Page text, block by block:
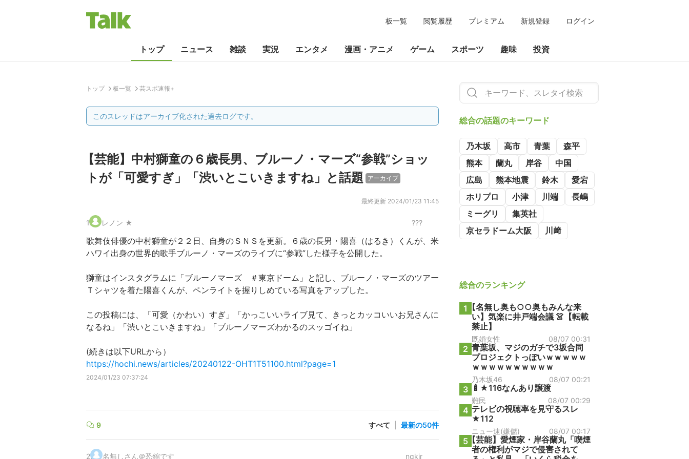
板一覧 閲覧履歴 プレミアム 新規登録 ログイン
トップ ニュース 雑談 実況 エンタメ 漫画・アニメ ゲーム スポーツ 趣味 投資
トップ 板一覧 芸スポ速報+
このスレッドはアーカイブ化された過去ログです。
【芸能】中村獅童の６歳長男、ブルーノ・マーズ“参戦”ショッ
トが「可愛すぎ」「渋いとこいきますね」と話題
アーカイブ
最終更新 2024/01/23 11:45
1. レノン ★ ???
歌舞伎俳優の中村獅童が２２日、自身のＳＮＳを更新。６歳の長男・陽喜（はるき）くんが、米
ハワイ出身の世界的歌手ブルーノ・マーズのライブに“参戦”した様子を公開した。
獅童はインスタグラムに「ブルーノマーズ ＃東京ドーム」と記し、ブルーノ・マーズのツアー
Ｔシャツを着た陽喜くんが、ペンライトを握りしめている写真をアップした。
この投稿には、「可愛（かわい）すぎ」「かっこいいライブ見て、きっとカッコいいお兄さんに
なるね」「渋いとこいきますね」「ブルーノマーズわかるのスッゴイね」
(続きは以下URLから）
https://hochi.news/articles/20240122-OHT1T51100.html?page=1
2024/01/23 07:37:24
9 すべて 最新の50件
2. 名無しさん＠恐縮です nqkir
総合の話題のキーワード
乃木坂 高市 青葉
森平
熊本
蘭丸 岸谷
中国
広島
熊本地震 鈴木
愛宕
ホリプロ
小津 川端
長嶋
ミーグリ
集英社
京セラドーム大阪
川﨑
総合のランキング
1 【名無し奥も○○奥もみんな来
い】気楽に井戸端会議 👗【転載
禁止】
既婚女性 08/07 00:31
2 青葉坂、マジのガチで3坂合同
プロジェクトっぽいｗｗｗｗｗ
ｗｗｗｗｗｗｗｗｗｗ
乃木坂46 08/07 00:21
3 🍼★116なんあり譲渡
難民 08/07 00:29
4 テレビの視聴率を見守るスレ
★112
ニュー速(嫌儲) 08/07 00:17
5【芸能】愛煙家・岸谷蘭丸「喫煙
者の権利がマジで侵害されて